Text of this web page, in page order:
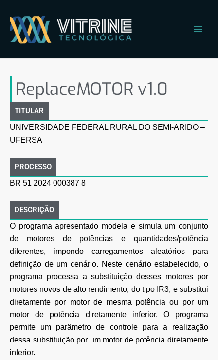
para
conteúdo
ReplaceMOTOR v1.0
TITULAR
UNIVERSIDADE FEDERAL RURAL DO SEMI-ARIDO –
UFERSA
PROCESSO
BR 51 2024 000387 8
DESCRIÇÃO
O programa apresentado modela e simula um conjunto
de motores de potências e quantidades/potência
diferentes, impondo carregamentos aleatórios para
definição de um cenário. Neste cenário estabelecido, o
programa processa a substituição desses motores por
motores novos de alto rendimento, do tipo IR3, e substitui
diretamente por motor de mesma potência ou por um
motor de potência diretamente inferior. O programa
permite um parâmetro de controle para a realização
dessa substituição por um motor de potência diretamente
inferior.